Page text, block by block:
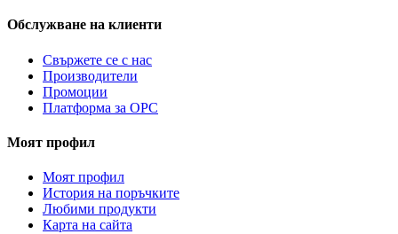
Обслужване на клиенти
Свържете се с нас
Производители
Промоции
Платформа за ОРС
Моят профил
Моят профил
История на поръчките
Любими продукти
Карта на сайта